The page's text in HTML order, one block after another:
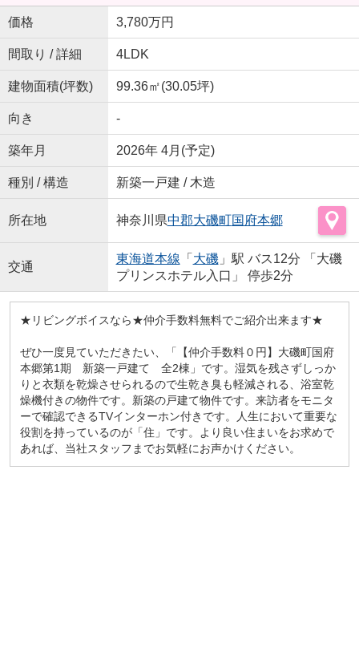
価格 3,780万円
間取り / 詳細 4LDK
建物面積(坪数) 99.36㎡(30.05坪)
向き -
築年月 2026年 4月(予定)
種別 / 構造 新築一戸建 / 木造
所在地 神奈川県中郡大磯町国府本郷
交通
東海道本線 「 大磯」駅 バス12分 「大磯
プリンスホテル入口」 停歩2分
★リビングボイスなら★仲介手数料無料でご紹介出来ます★
ぜひ一度見ていただきたい、「【仲介手数料０円】大磯町国府
本郷第1期 新築一戸建て 全2棟」です。湿気を残さずしっか
りと衣類を乾燥させられるので生乾き臭も軽減される、浴室乾
燥機付きの物件です。新築の戸建て物件です。来訪者をモニタ
ーで確認できるTVインターホン付きです。人生において重要な
役割を持っているのが「住」です。より良い住まいをお求めで
あれば、当社スタッフまでお気軽にお声かけください。